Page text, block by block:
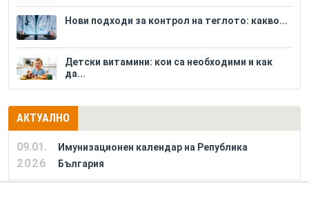
Нови подходи за контрол на теглото: какво...
Детски витамини: кои са необходими и как
да...
АКТУАЛНО
09.01.
2026
Имунизационен календар на Република
България